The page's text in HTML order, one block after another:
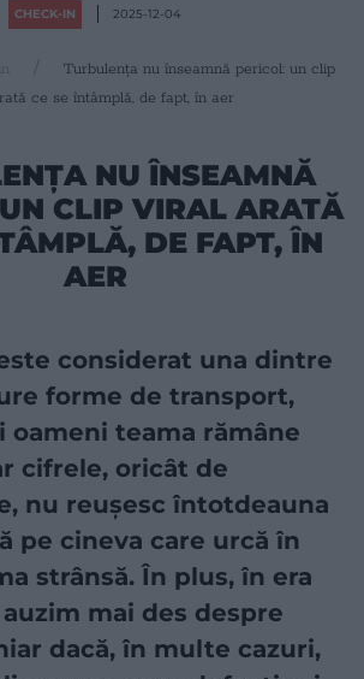
CHECK-IN 2025-12-04
Turbulența nu înseamnă pericol: un clip
ce se întâmplă, de fapt, în aer
NU ÎNSEAMNĂ
CLIP VIRAL ARATĂ
DE FAPT, ÎN
AER
considerat una dintre
forme de transport,
teama rămâne
cifrele, oricât de
nu reușesc întotdeauna
pe cineva care urcă în
strânsă. În plus, în era
mai des despre
dacă, în multe cazuri,